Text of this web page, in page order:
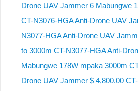
Drone UAV Jammer 6 Mabungwe
CT-N3076-HGA ​​Anti-Drone UAV
N3077-HGA Anti-Drone UAV
to 3000m CT-N3077-HGA Anti-
Mabungwe 178W mpaka 3000m
Drone UAV Jammer $ 4,800.00